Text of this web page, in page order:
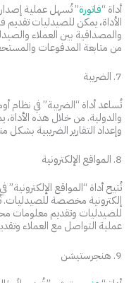
أداة “فاتورة” تُسهل عملية إصدار
الأداة، يمكن للصيدليات تقديم
والمصداقية بين العملاء
من متابعة المدفوعات
7. الضريبة
تُساعد أداة “الضريبة” في نظام
والدولية. من خلال هذه
وإعداد التقارير الضريبية
8. المواقع الإلكترونية
تُتيح أداة “المواقع
إلكترونية مخصصة للصيدليات.
للصيدليات وتقديم معلومات
عملية التواصل مع العملاء
9. هنجرستيشن